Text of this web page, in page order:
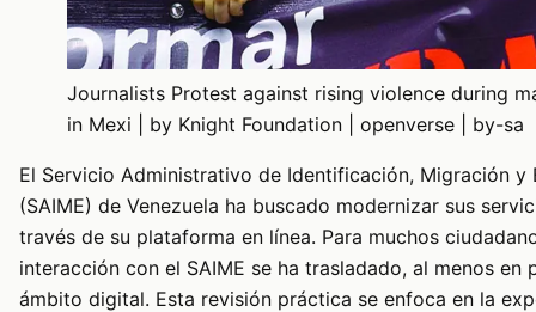
Journalists Protest against rising violence during
in Mexi | by Knight Foundation | openverse | by-sa
El Servicio Administrativo de Identificación, Migración y
(SAIME) de Venezuela ha buscado modernizar sus
través de su plataforma en línea. Para muchos
interacción con el SAIME se ha trasladado, al menos en
ámbito digital. Esta revisión práctica se enfoca en la